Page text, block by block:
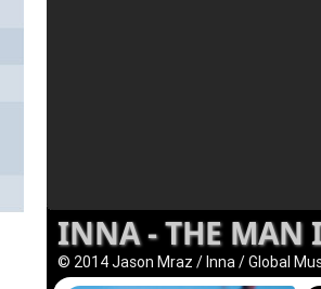
INNA - THE MAN
© 2014 Jason Mraz / Inna / Global